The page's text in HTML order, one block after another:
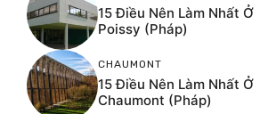
15 Điều Nên Làm Nhất Ở
Poissy (Pháp)
CHAUMONT
15 Điều Nên Làm Nhất Ở
Chaumont (Pháp)